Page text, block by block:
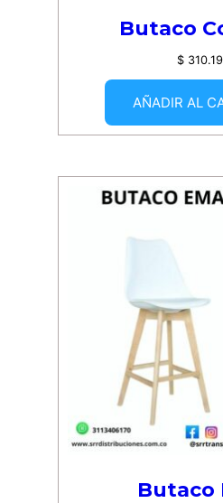
Butaco
$
AÑADIR AL
Butaco